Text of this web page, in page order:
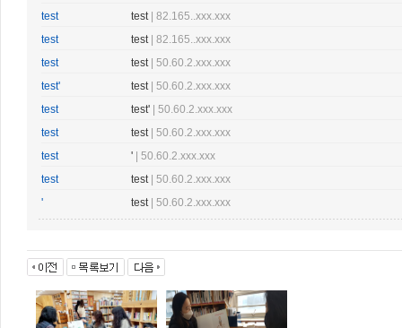
test
test | 82.165..xxx.xxx
test
test | 82.165..xxx.xxx
test
test | 50.60.2.xxx.xxx
test'
test | 50.60.2.xxx.xxx
test
test'
| 50.60.2.xxx.xxx
test
test | 50.60.2.xxx.xxx
test
'
| 50.60.2.xxx.xxx
test
test | 50.60.2.xxx.xxx
'
test | 50.60.2.xxx.xxx